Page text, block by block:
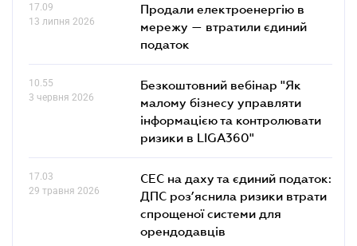
17.09
13 липня 2026
Продали електроенергію в
мережу — втратили єдиний
податок
10.55
3 червня 2026
Безкоштовний вебінар "Як
малому бізнесу управляти
інформацією та контролювати
ризики в LIGA360"
17.03
29 травня 2026
СЕС на даху та єдиний податок:
ДПС роз’яснила ризики втрати
спрощеної системи для
орендодавців